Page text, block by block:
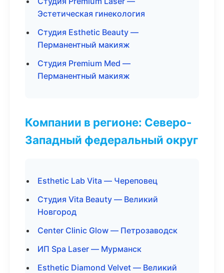
Эстетическая гинекология
Студия Esthetic Beauty —
Перманентный макияж
Студия Premium Med —
Перманентный макияж
Компании в регионе: Северо-
Западный федеральный округ
Esthetic Lab Vita — Череповец
Студия Vita Beauty — Великий
Новгород
Center Clinic Glow — Петрозаводск
ИП Spa Laser — Мурманск
Esthetic Diamond Velvet — Великий